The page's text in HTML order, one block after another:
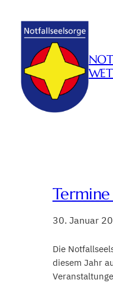
Inhalt
springen
30. Januar
Die
diesem Jahr